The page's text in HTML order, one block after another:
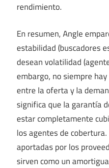
rendimiento.
En resumen, Angle
estabilidad (buscadores
desean volatilidad
embargo, no siempre
entre la oferta y la
significa que la garantía
estar completamente
los agentes de
aportadas por los
sirven como un